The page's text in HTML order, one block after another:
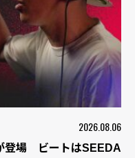
2026.08.06
登場 ビートはSEEDA